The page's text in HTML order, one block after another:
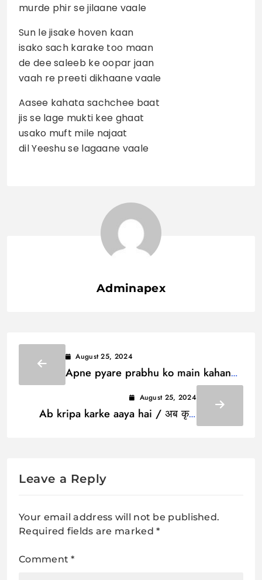
murde phir se jilaane vaale
Sun le jisake hoven kaan
isako sach karake too maan
de dee saleeb ke oopar jaan
vaah re preeti dikhaane vaale
Aasee kahata sachchee baat
jis se lage mukti kee ghaat
usako muft mile najaat
dil Yeeshu se lagaane vaale
Adminapex
August 25, 2024
Apne pyare prabhu ko main kahan
paunga /अपने प्यारे प्रभू को मैं कहां पाऊंगा
August 25, 2024
Ab kripa karke aaya hai / अब कृपा
Leave a Reply
Your email address will not be published.
Required fields are marked*
Comment*